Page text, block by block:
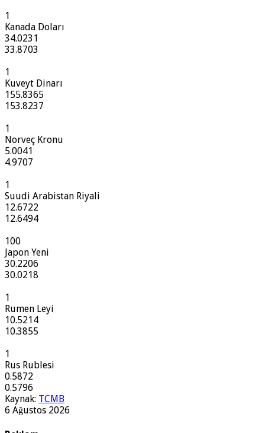
1
Kanada Doları
34.0231
33.8703
1
Kuveyt Dinarı
155.8365
153.8237
1
Norveç Kronu
5.0041
4.9707
1
Suudi Arabistan Riyali
12.6722
12.6494
100
Japon Yeni
30.2206
30.0218
1
Rumen Leyi
10.5214
10.3855
1
Rus Rublesi
0.5872
0.5796
Kaynak: TCMB
6 Ağustos 2026